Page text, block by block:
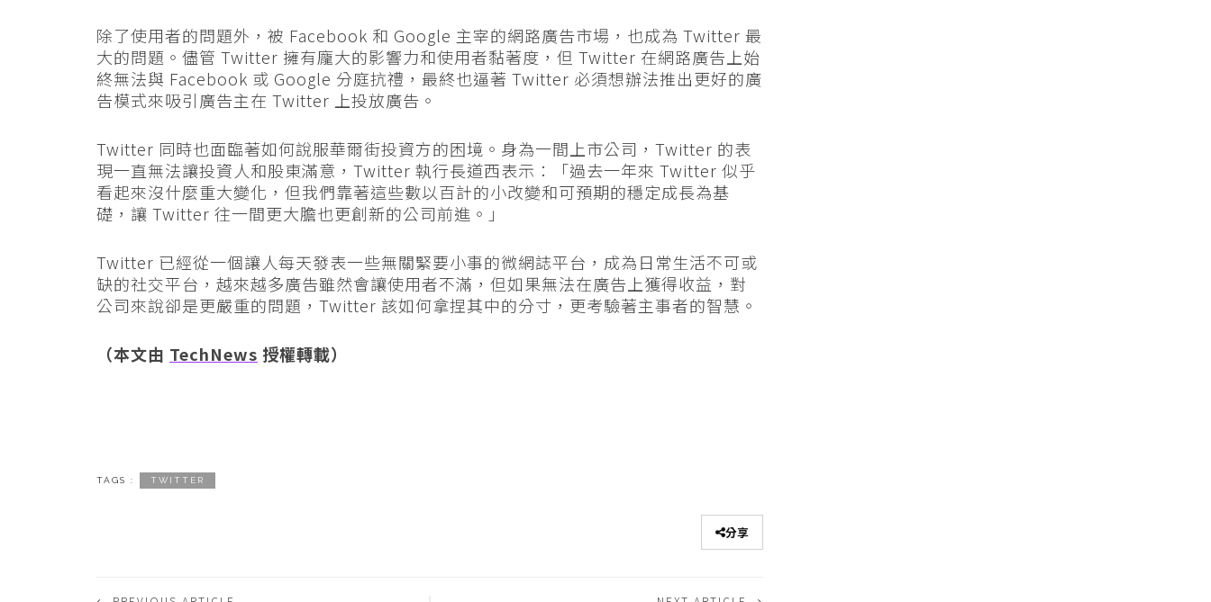
除了使用者的問題外，被 Facebook 和 Google 主宰的網路廣告市場，也成為 Twitter 最
大的問題。儘管 Twitter 擁有龐大的影響力和使用者黏著度，但 Twitter 在網路廣告上始
終無法與 Facebook 或 Google 分庭抗禮，最終也逼著 Twitter 必須想辦法推出更好的廣
告模式來吸引廣告主在 Twitter 上投放廣告。
Twitter 同時也面臨著如何說服華爾街投資方的困境。身為一間上市公司，Twitter 的表
現一直無法讓投資人和股東滿意，Twitter 執行長道西表示：「過去一年來 Twitter 似乎
看起來沒什麼重大變化，但我們靠著這些數以百計的小改變和可預期的穩定成長為基
礎，讓 Twitter 往一間更大膽也更創新的公司前進。」
Twitter 已經從一個讓人每天發表一些無關緊要小事的微網誌平台，成為日常生活不可或
缺的社交平台，越來越多廣告雖然會讓使用者不滿，但如果無法在廣告上獲得收益，對
公司來說卻是更嚴重的問題，Twitter 該如何拿捏其中的分寸，更考驗著主事者的智慧。
（本文由 TechNews 授權轉載）
TAGS : TWITTER
分享